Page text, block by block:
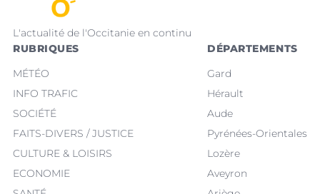
L'actualité de l'Occitanie en continu
RUBRIQUES
MÉTÉO
INFO TRAFIC
SOCIÉTÉ
FAITS-DIVERS / JUSTICE
CULTURE & LOISIRS
ECONOMIE
DÉPARTEMENTS
Gard
Hérault
Aude
Pyrénées-Orientales
Lozère
Aveyron